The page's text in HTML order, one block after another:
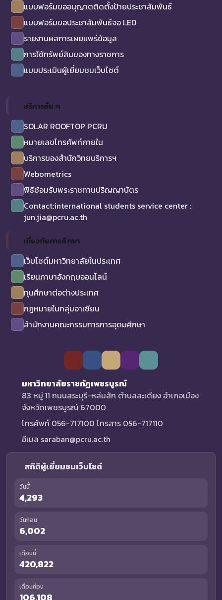
แบบฟอร์มขออนุญาตติดตั้งป้ายประชาสัมพันธ์
แบบฟอร์มขอประชาสัมพันธ์จอ LED
รายงานผลการเผยแพร่ข้อมูล
การใช้ทรัพย์สินของทางราชการ
แบบประเมินผู้เยี่ยมชมเว็บไซต์
บริการอื่น ๆ
SOLAR ROOFTOP PCRU
หมายเลขโทรศัพท์ภายใน
บริการของสำนักวิทยบริการฯ
Webometrics
พิธีซ้อมรับพระราชทานปริญญาบัตร
Contact:international students service center :
jun.jia@pcru.ac.th
เกี่ยวกับการศึกษา
เว็บไซต์มหาวิทยาลัยในประเทศ
เรียนภาษาอังกฤษออนไลน์
ทุนศึกษาต่อต่างประเทศ
กฏหมายในกลุ่มอาเซียน
สำนักงานคณะกรรมการการอุดมศึกษา
มหาวิทยาลัยราชภัฏเพชรบูรณ์
83 หมู่ 11 ถนนสระบุรี-หล่มสัก ตำบลสะเดียง อำเภอเมือง
จังหวัดเพชรบูรณ์ 67000
โทรศัพท์ 056-717100 โทรสาร 056-717110
อีเมล saraban@pcru.ac.th
สถิติผู้เยี่ยมชมเว็บไซต์
วันนี้
4,293
วันก่อน
6,002
เดือนนี้
420,822
เดือนก่อน
106,108